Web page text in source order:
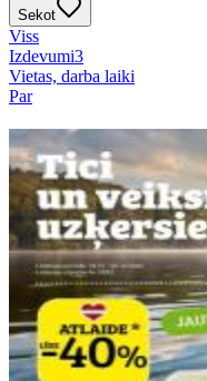
Sekot
Viss
Izdevumi3
Vietas, darba laiki
Par